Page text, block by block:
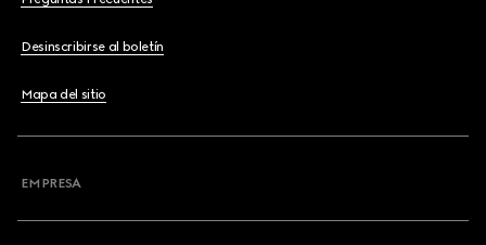
Desinscribirse al boletín
Mapa del sitio
EMPRESA